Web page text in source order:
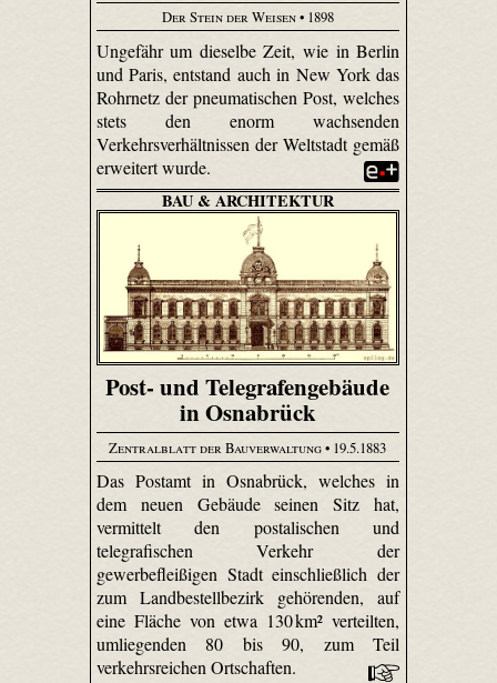
Der Stein der Weisen• 1898
Ungefähr um dieselbe Zeit, wie in Berlin
und Paris, entstand auch in New York das
Rohrnetz der pneumatischen Post, welches
stets den enorm wachsenden
Verkehrsverhältnissen der Weltstadt gemäß
erweitert wurde.
BAU & ARCHITEKTUR
Post- und Telegrafengebäude
in Osnabrück
Zentralblatt der Bauverwaltung• 19.5.1883
Das Postamt in Osnabrück, welches in
dem neuen Gebäude seinen Sitz hat,
vermittelt den postalischen und
telegrafischen Verkehr der
gewerbefleißigen Stadt einschließlich der
zum Landbestellbezirk gehörenden, auf
eine Fläche von etwa 130 km² verteilten,
umliegenden 80 bis 90, zum Teil
verkehrsreichen Ortschaften.